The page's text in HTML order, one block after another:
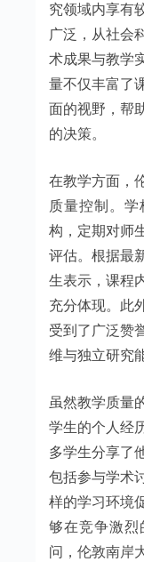
究领域内享有
广泛，从社会
术成果与教学
量不仅丰富了
面的视野，帮
的决策。
在教学方面，
质量控制。
构，定期对师
评估。根据最
生表示，课程
充分体现。此
受到了广泛赞
维与独立研究
虽然教学质量
学生的个人经
多学生分享了
包括参与学术
样的学习环境
够在竞争激烈
问，伦敦南岸